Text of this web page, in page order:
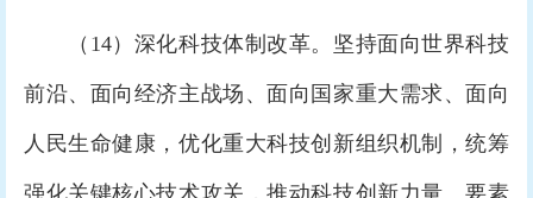
（14）深化科技体制改革。坚持面向世界科技
前沿、面向经济主战场、面向国家重大需求、面向
人民生命健康，优化重大科技创新组织机制，统筹